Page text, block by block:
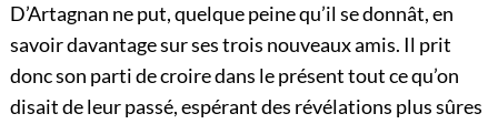
D’Artagnan ne put, quelque peine qu’il se donnât, en
savoir davantage sur ses trois nouveaux amis. Il prit
donc son parti de croire dans le présent tout ce qu’on
disait de leur passé, espérant des révélations plus sûres